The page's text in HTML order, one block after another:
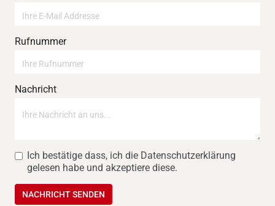
Rufnummer
Nachricht
Ich bestätige dass, ich die Datenschutzerklärung
gelesen habe und akzeptiere diese.